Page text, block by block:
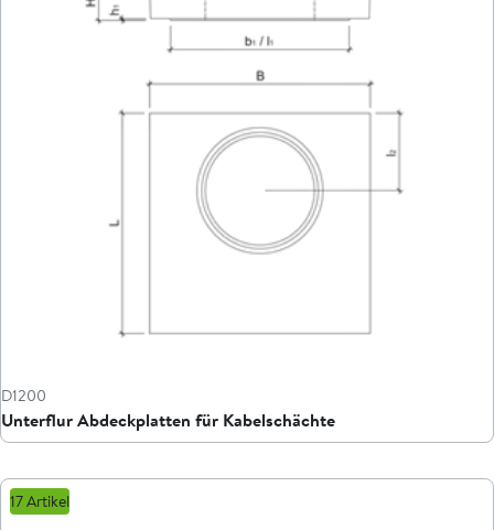
D1200
Unterflur Abdeckplatten für Kabelschächte
17 Artikel